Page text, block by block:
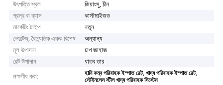
উৎপত্তি স্থল
জিয়াংসু, চীন
প্রস্থ বা ব্যাস
কাস্টমাইজড
মার্কেটিং টাইপ
নতুন
ভোল্টেজ, বৈদ্যুতিক একক বিশেষ
অন্যান্য
মূল উপাদান
চাপ জাহাজ
বেল্ট উপাদান
ধাতব তার
লক্ষণীয় করা:
হানি কম্ব পরিবাহক ইস্পাত বেল্ট,খাদ্য পরিবাহক ইস্পাত বেল্ট,
স্টেইনলেস স্টীল খাদ্য পরিবাহক সিস্টেম